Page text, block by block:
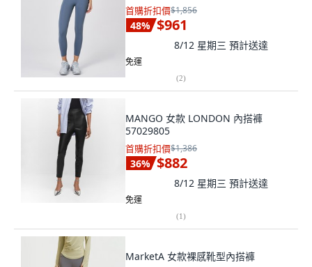
首購折扣價$1,856
48% $961
8/12 星期三 預計送達
免運
(2)
MANGO 女款 LONDON 內搭褲
57029805
首購折扣價$1,386
36% $882
8/12 星期三 預計送達
免運
(1)
MarketA 女款裸感靴型內搭褲